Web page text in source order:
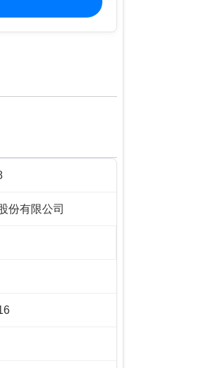
份有限公司